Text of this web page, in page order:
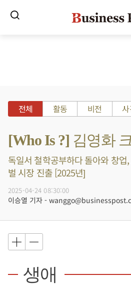
전체 활동 비전
[Who Is ?] 김영화
독일서 철학공부하다 돌아와 창
벌 시장 진출 [2025년]
2025-04-24 08:30:00
이승열 기자 -
생애